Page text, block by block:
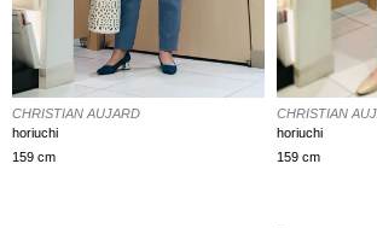
CHRISTIAN AUJARD
horiuchi
159 cm
CHRISTIAN
horiuchi
159 cm